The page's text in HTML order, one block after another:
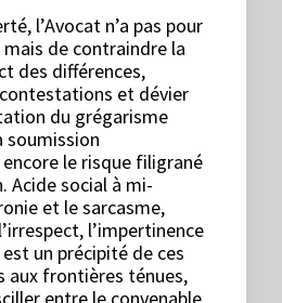
l’Avocat n’a pas pour
de contraindre la
des différences,
et dévier
du grégarisme
soumission
le risque filigrané
Acide social à mi-
et le sarcasme,
l’impertinence
un précipité de ces
aux frontières ténues,